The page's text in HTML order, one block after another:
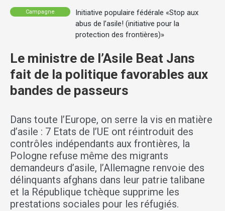
Campagne
Initiative populaire fédérale «Stop aux
abus de l’asile! (initiative pour la
protection des frontières)»
Le ministre de l’Asile Beat Jans
fait de la politique favorables aux
bandes de passeurs
Dans toute l’Europe, on serre la vis en matière
d’asile : 7 Etats de l’UE ont réintroduit des
contrôles indépendants aux frontières, la
Pologne refuse même des migrants
demandeurs d’asile, l’Allemagne renvoie des
délinquants afghans dans leur patrie talibane
et la République tchèque supprime les
prestations sociales pour les réfugiés.